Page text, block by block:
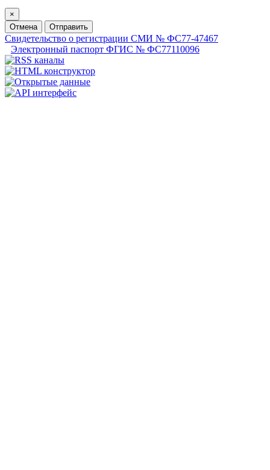
×
Отмена
Отправить
Свидетельство о регистрации СМИ № ФС77-47467
Электронный паспорт ФГИС № ФС77110096